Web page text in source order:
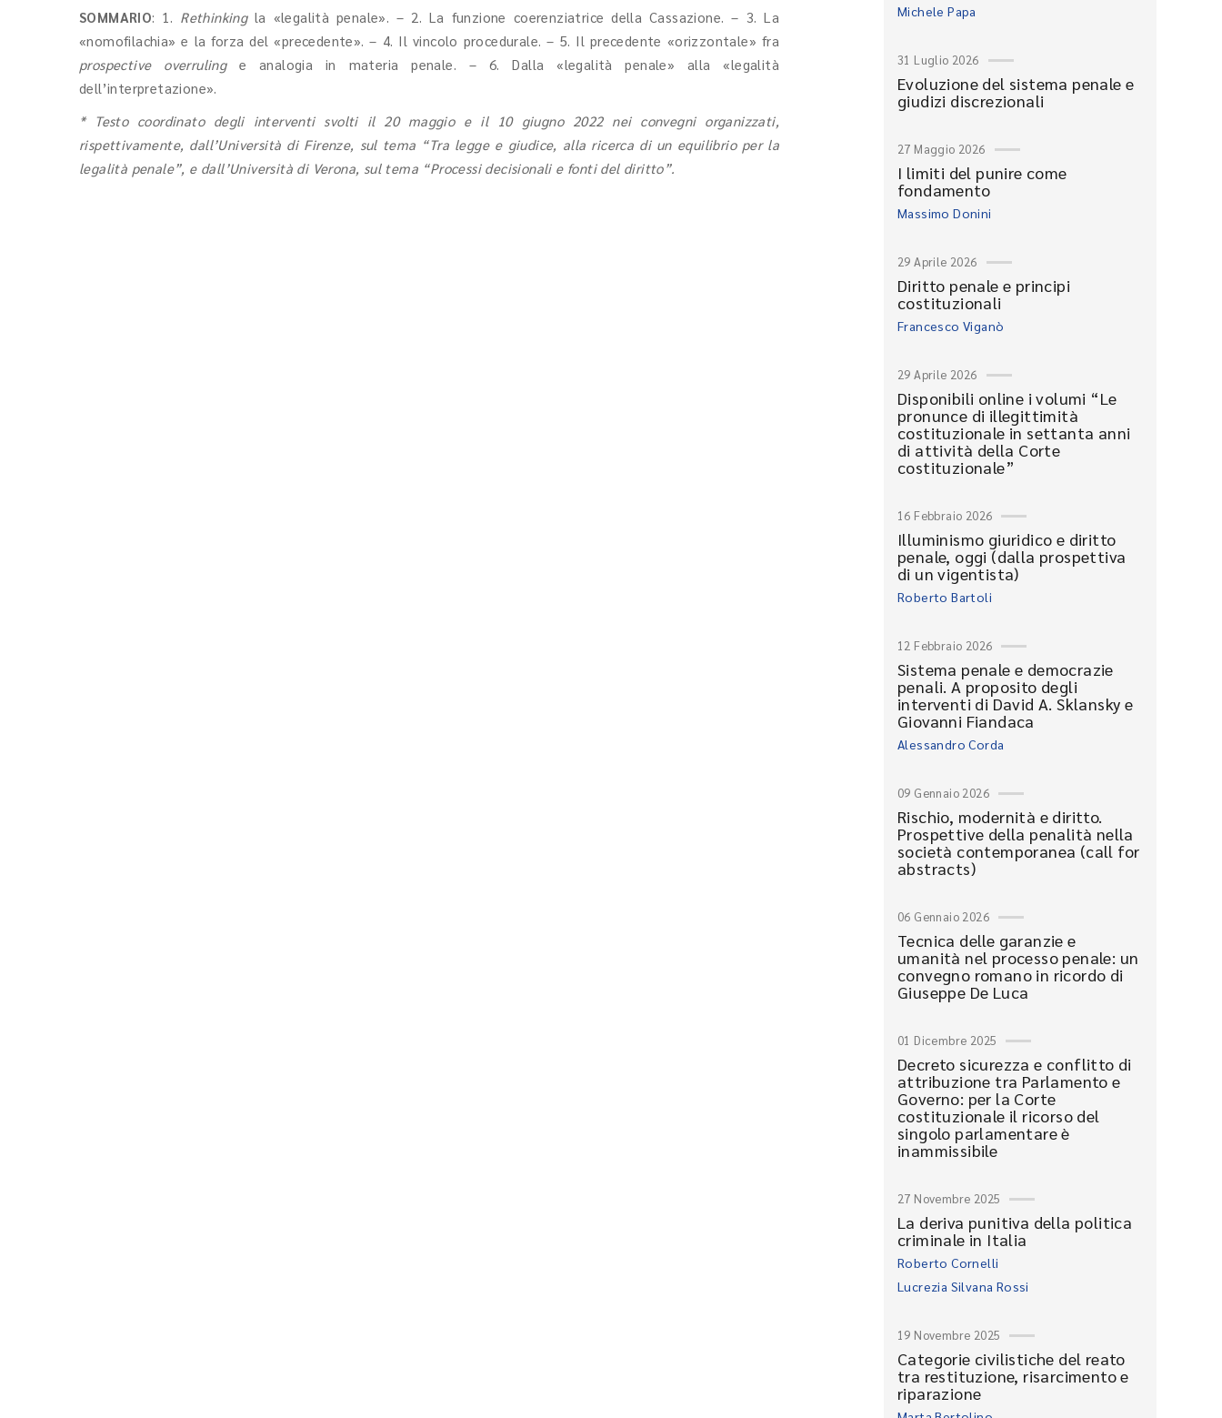
SOMMARIO: 1. Rethinkingla «legalità penale». – 2. La funzione coerenziatrice della Cassazione. – 3. La
«nomofilachia» e la forza del «precedente». – 4. Il vincolo procedurale. – 5. Il precedente «orizzontale» fra
prospective overrulinge analogia in materia penale. – 6. Dalla «legalità penale» alla «legalità
dell’interpretazione».
* Testo coordinato degli interventi svolti il 20 maggio e il 10 giugno 2022 nei convegni organizzati,
rispettivamente, dall’Università di Firenze, sul tema “Tra legge e giudice, alla ricerca di un equilibrio per la
legalità penale”, e dall’Università di Verona, sul tema “Processi decisionali e fonti del diritto”.
Michele Papa
31 Luglio 2026
Evoluzione del sistema penale e
giudizi discrezionali
27 Maggio 2026
I limiti del punire come
fondamento
Massimo Donini
29 Aprile 2026
Diritto penale e principi
costituzionali
Francesco Viganò
29 Aprile 2026
Disponibili online i volumi “Le
pronunce di illegittimità
costituzionale in settanta anni
di attività della Corte
costituzionale”
16 Febbraio 2026
Illuminismo giuridico e diritto
penale, oggi (dalla prospettiva
di un vigentista)
Roberto Bartoli
12 Febbraio 2026
Sistema penale e democrazie
penali. A proposito degli
interventi di David A. Sklansky e
Giovanni Fiandaca
Alessandro Corda
09 Gennaio 2026
Rischio, modernità e diritto.
Prospettive della penalità nella
società contemporanea (call for
abstracts)
06 Gennaio 2026
Tecnica delle garanzie e
umanità nel processo penale: un
convegno romano in ricordo di
Giuseppe De Luca
01 Dicembre 2025
Decreto sicurezza e conflitto di
attribuzione tra Parlamento e
Governo: per la Corte
costituzionale il ricorso del
singolo parlamentare è
inammissibile
27 Novembre 2025
La deriva punitiva della politica
criminale in Italia
Roberto Cornelli
Lucrezia Silvana Rossi
19 Novembre 2025
Categorie civilistiche del reato
tra restituzione, risarcimento e
riparazione